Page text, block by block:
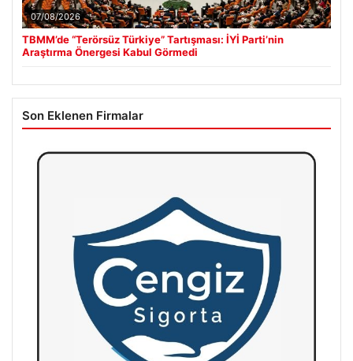
07/08/2026
TBMM’de “Terörsüz Türkiye” Tartışması: İYİ Parti’nin
Araştırma Önergesi Kabul Görmedi
Son Eklenen Firmalar